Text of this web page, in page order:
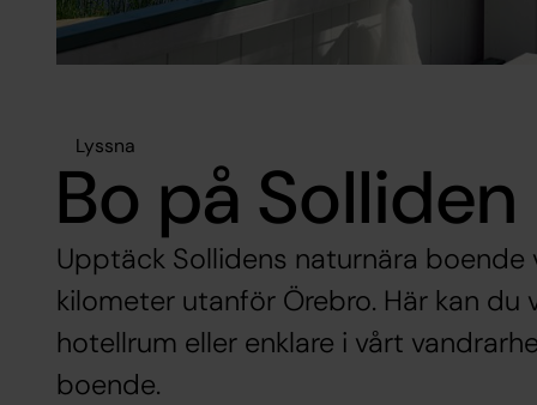
Lyssna
Bo på Solliden
Upptäck Sollidens naturnära boende
kilometer utanför Örebro. Här kan
hotellrum eller enklare i vårt
boende.